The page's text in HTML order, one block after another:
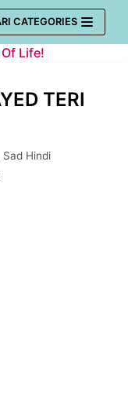
CATEGORIES
Life!
TERI
Sad Hindi